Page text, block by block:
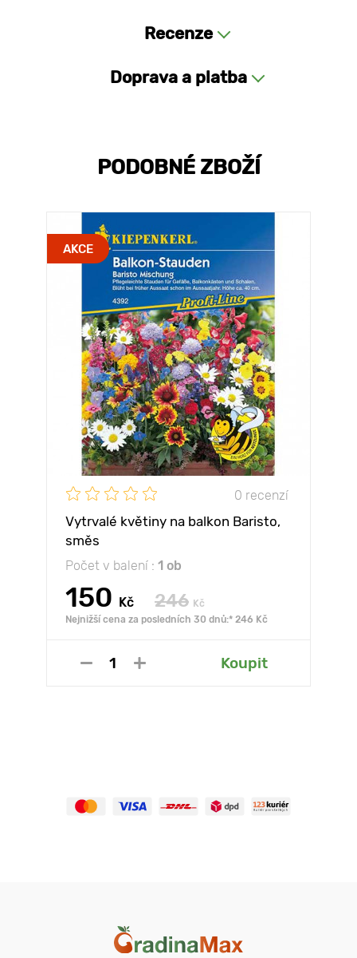
Recenze
Doprava a platba
PODOBNÉ ZBOŽÍ
AKCE
0 recenzí
Vytrvalé květiny na balkon Baristo,
směs
Počet v balení : 1 ob
150 Kč 246 Kč
Nejnižší cena za posledních 30 dnů:* 246 Kč
Koupit